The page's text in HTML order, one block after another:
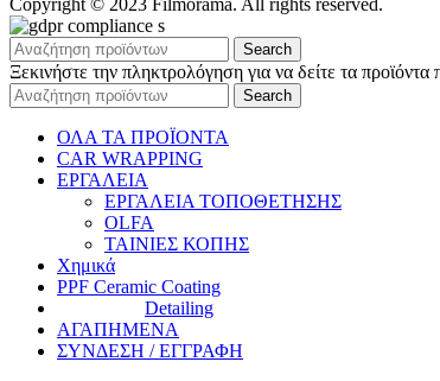
Search
Ξεκινήστε την πληκτρολόγηση για να δείτε τα προϊόντα
Search
ΟΛΑ ΤΑ ΠΡΟΪΟΝΤΑ
CAR WRAPPING
ΕΡΓΑΛΕΙΑ
ΕΡΓΑΛΕΙΑ ΤΟΠΟΘΕΤΗΣΗΣ
OLFA
ΤΑΙΝΙΕΣ ΚΟΠΗΣ
Χημικά
PPF Ceramic Coating
Detailing
ΑΓΑΠΗΜΕΝΑ
ΣΥΝΔΕΣΗ / ΕΓΓΡΑΦΗ